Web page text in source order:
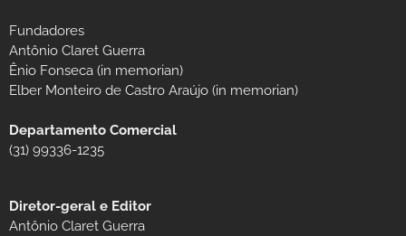
Fundadores
Antônio Claret Guerra
Ênio Fonseca (in memorian)
Elber Monteiro de Castro Araújo (in memorian)
Departamento Comercial
(31) 99336-1235
Diretor-geral e Editor
Antônio Claret Guerra